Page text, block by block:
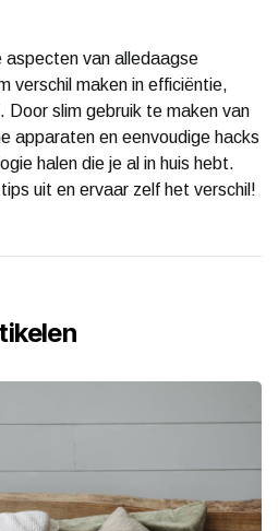
aspecten van alledaagse
verschil maken in efficiëntie,
Door slim gebruik te maken van
apparaten en eenvoudige hacks
halen die je al in huis hebt.
uit en ervaar zelf het verschil!